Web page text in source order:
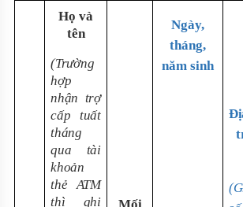
Họ và
tên
(Trường
hợp
nhận trợ
cấp tuất
tháng
qua tài
khoản
thẻ ATM
thì ghi
Ngày,
tháng,
năm sinh